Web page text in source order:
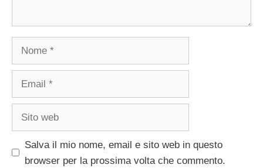
Salva il mio nome, email e sito web in questo
browser per la prossima volta che commento.